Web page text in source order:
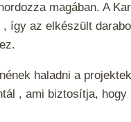
magában. A
így az elkészült
haladni a
, ami biztosítja,